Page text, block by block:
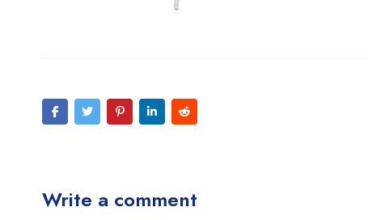
Write a comment